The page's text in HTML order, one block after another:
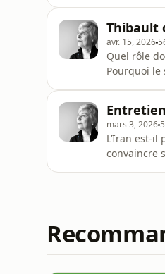
radicale ?
infiltrée
Thibault
avr. 15, 2026
Quel rôle
Pourquoi
consacré a
mars 3, 2026
L’Iran est-
convaincre